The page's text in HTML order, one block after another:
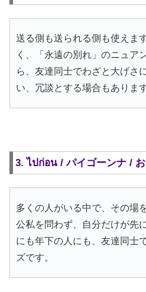
送る側も送られる側も使えま
く、「永遠の別れ」のニュア
ら、友達同士でわざと大げさ
い、冗談とする場合もあります
3. ไปก่อน / パイゴーンナ /
多くの人がいる中で、その場
公私を問わず、自分だけが先
にも年下の人にも、友達同士
ズです。